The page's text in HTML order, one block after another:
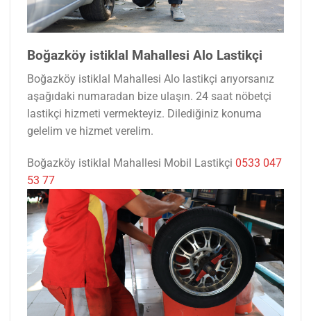
Boğazköy istiklal Mahallesi Alo Lastikçi
Boğazköy istiklal Mahallesi Alo lastikçi arıyorsanız
aşağıdaki numaradan bize ulaşın. 24 saat nöbetçi
lastikçi hizmeti vermekteyiz. Dilediğiniz konuma
gelelim ve hizmet verelim.
Boğazköy istiklal Mahallesi Mobil Lastikçi 0533 047
53 77